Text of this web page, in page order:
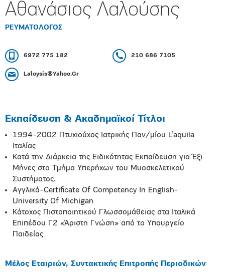
Αθανάσιος Λαλούσης
ΡΕΥΜΑΤΟΛΟΓΟΣ
6972 775 182 210 686 7105
Laloysis@Yahoo.Gr
Εκπαίδευση & Ακαδημαϊκοί Τίτλοι
1994-2002 Πτυχιούχος Ιατρικής Παν/μίου L’aquila
Ιταλίας
Κατά την Διάρκεια της Ειδικότητας Εκπαίδευση για Έξι
Μήνες στο Τμήμα Υπερήχων του Μυοσκελετικού
Συστήματος.
Αγγλικά-Certificate Of Competency In English-
University Of Michigan
Κάτοχος Πιστοποιητικού Γλωσσομάθειας στα Ιταλικά
Επιπέδου Γ2 «Άριστη Γνώση» από το Υπουργείο
Παιδείας
Μέλος Εταιριών, Συντακτικής Επιτροπής Περιοδικών